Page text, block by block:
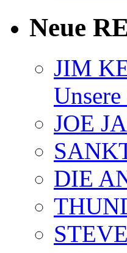
Neue
JIM
JOE
DIE